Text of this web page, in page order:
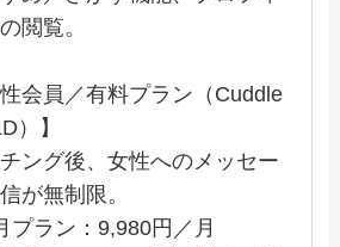
閲覧。
性会員／有料プラン（Cuddle
）】
ング後、女性へのメッセー
が無制限。
プラン：9,980円／月